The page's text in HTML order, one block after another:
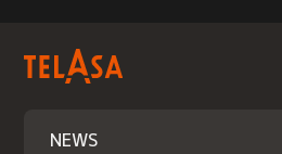
NEWS